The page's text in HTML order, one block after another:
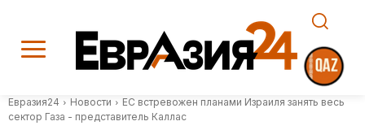
Евразия24 Новости
ЕС встревожен планами Израиля занять весь
сектор Газа - представитель Каллас